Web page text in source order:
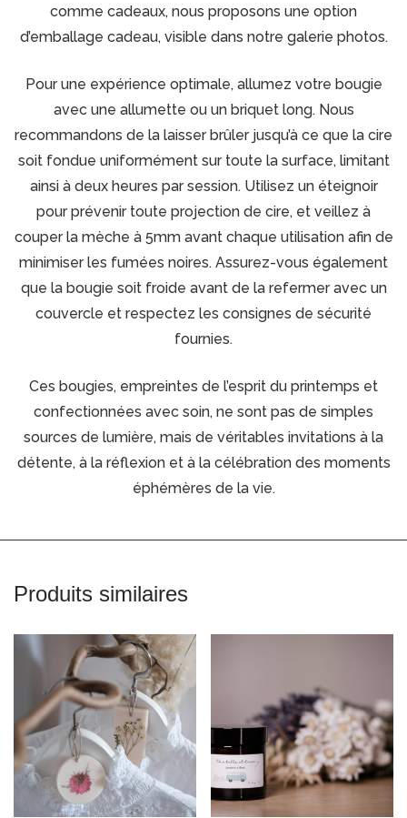
comme cadeaux, nous proposons une option
d’emballage cadeau, visible dans notre galerie photos.
Pour une expérience optimale, allumez votre bougie
avec une allumette ou un briquet long. Nous
recommandons de la laisser brûler jusqu’à ce que la cire
soit fondue uniformément sur toute la surface, limitant
ainsi à deux heures par session. Utilisez un éteignoir
pour prévenir toute projection de cire, et veillez à
couper la mèche à 5mm avant chaque utilisation afin de
minimiser les fumées noires. Assurez-vous également
que la bougie soit froide avant de la refermer avec un
couvercle et respectez les consignes de sécurité
fournies.
Ces bougies, empreintes de l’esprit du printemps et
confectionnées avec soin, ne sont pas de simples
sources de lumière, mais de véritables invitations à la
détente, à la réflexion et à la célébration des moments
éphémères de la vie.
Produits similaires